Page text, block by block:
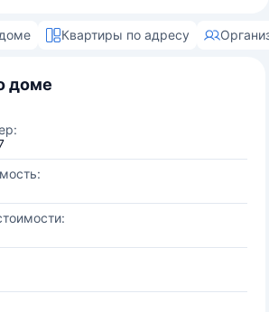
Квартиры по адресу
доме